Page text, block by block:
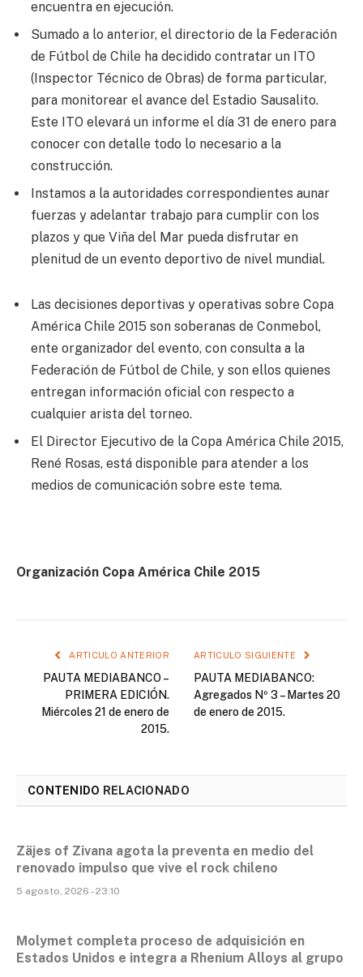
encuentra en ejecución.
Sumado a lo anterior, el directorio de la Federación
de Fútbol de Chile ha decidido contratar un ITO
(Inspector Técnico de Obras) de forma particular,
para monitorear el avance del Estadio Sausalito.
Este ITO elevará un informe el día 31 de enero para
conocer con detalle todo lo necesario a la
construcción.
Instamos a la autoridades correspondientes aunar
fuerzas y adelantar trabajo para cumplir con los
plazos y que Viña del Mar pueda disfrutar en
plenitud de un evento deportivo de nivel mundial.
Las decisiones deportivas y operativas sobre Copa
América Chile 2015 son soberanas de Conmebol,
ente organizador del evento, con consulta a la
Federación de Fútbol de Chile, y son ellos quienes
entregan información oficial con respecto a
cualquier arista del torneo.
El Director Ejecutivo de la Copa América Chile 2015,
René Rosas, está disponible para atender a los
medios de comunicación sobre este tema.
Organización Copa América Chile 2015
ARTICULO ANTERIOR
PAUTA MEDIABANCO –
PRIMERA EDICIÓN.
Miércoles 21 de enero de
2015.
ARTICULO SIGUIENTE
PAUTA MEDIABANCO:
Agregados Nº 3 – Martes 20
de enero de 2015.
CONTENIDO RELACIONADO
Zäjes of Zivana agota la preventa en medio del
renovado impulso que vive el rock chileno
5 agosto, 2026 - 23:10
Molymet completa proceso de adquisición en
Estados Unidos e integra a Rhenium Alloys al grupo